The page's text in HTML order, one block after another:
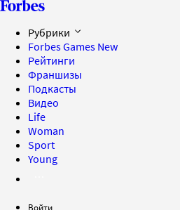
Рубрики
Forbes Games New
Рейтинги
Франшизы
Подкасты
Видео
Life
Woman
Sport
Young
Войти